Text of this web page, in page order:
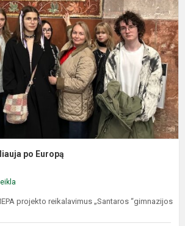
po Europą
projekto reikalavimus „Santaros “gimnazijos